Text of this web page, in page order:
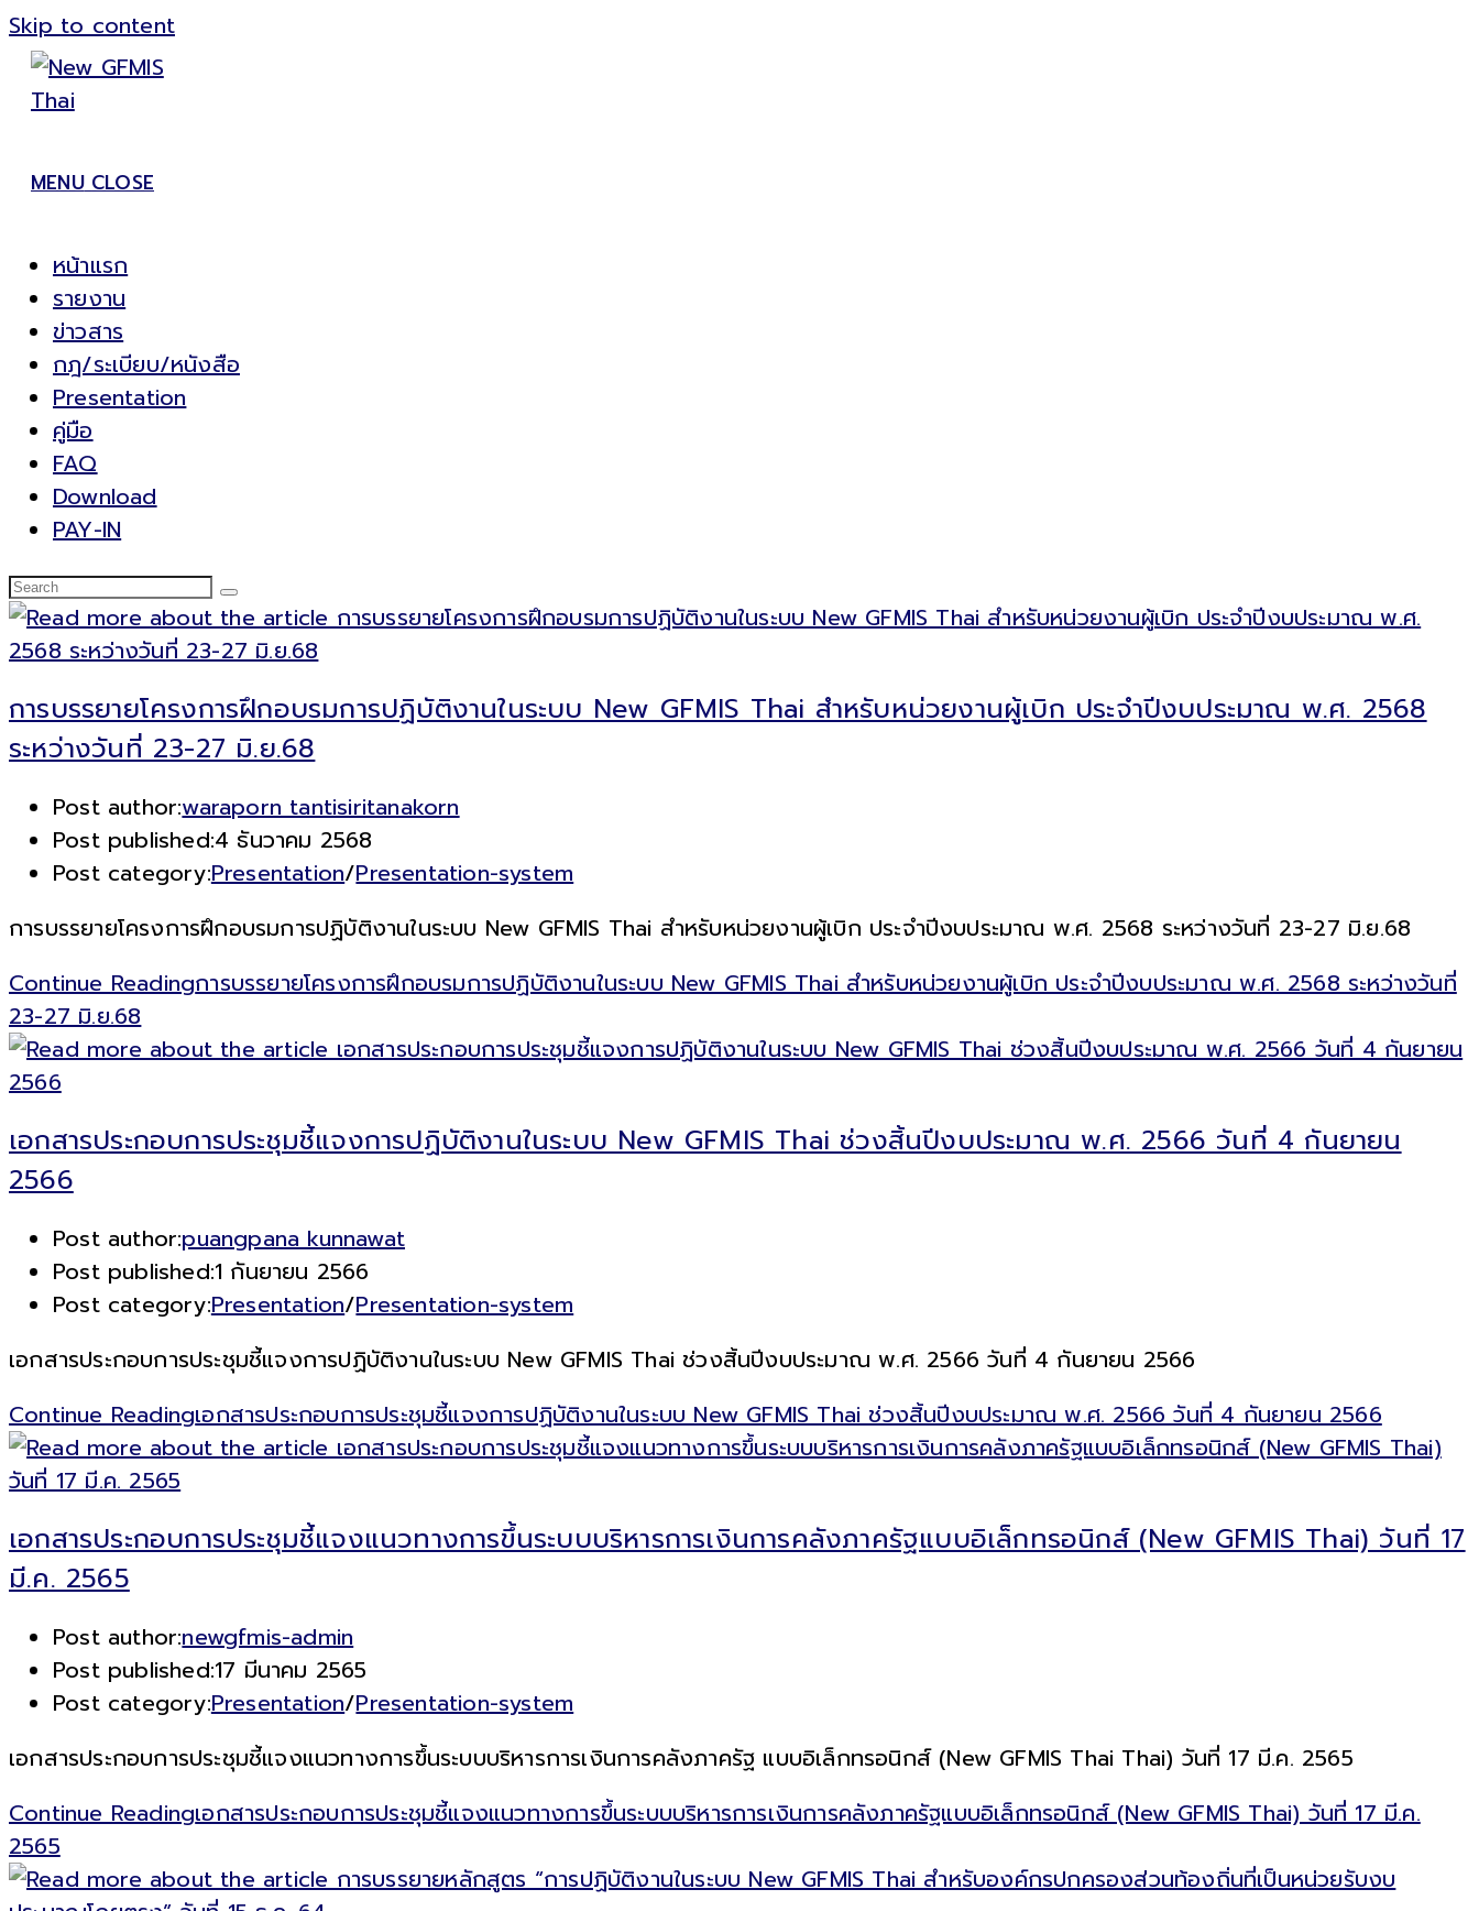
Skip to content
MENU CLOSE
หน้าแรก
รายงาน
ข่าวสาร
กฎ/ระเบียบ/หนังสือ
Presentation
คู่มือ
FAQ
Download
PAY-IN
การบรรยายโครงการฝึกอบรมการปฏิบัติงานในระบบ New GFMIS Thai สำหรับหน่วยงานผู้เบิก ประจำปีงบประมาณ พ.ศ. 2568
ระหว่างวันที่ 23-27 มิ.ย.68
Post author:waraporn tantisiritanakorn
Post published:4 ธันวาคม 2568
Post category:Presentation/Presentation-system
การบรรยายโครงการฝึกอบรมการปฏิบัติงานในระบบ New GFMIS Thai สำหรับหน่วยงานผู้เบิก ประจำปีงบประมาณ พ.ศ. 2568 ระหว่างวันที่ 23-27 มิ.ย.68
Continue Readingการบรรยายโครงการฝึกอบรมการปฏิบัติงานในระบบ New GFMIS Thai สำหรับหน่วยงานผู้เบิก ประจำปีงบประมาณ พ.ศ. 2568 ระหว่างวันที่
23-27 มิ.ย.68
เอกสารประกอบการประชุมชี้แจงการปฏิบัติงานในระบบ New GFMIS Thai ช่วงสิ้นปีงบประมาณ พ.ศ. 2566 วันที่ 4 กันยายน
2566
Post author:puangpana kunnawat
Post published:1 กันยายน 2566
Post category:Presentation/Presentation-system
เอกสารประกอบการประชุมชี้แจงการปฏิบัติงานในระบบ New GFMIS Thai ช่วงสิ้นปีงบประมาณ พ.ศ. 2566 วันที่ 4 กันยายน 2566
Continue Readingเอกสารประกอบการประชุมชี้แจงการปฏิบัติงานในระบบ New GFMIS Thai ช่วงสิ้นปีงบประมาณ พ.ศ. 2566 วันที่ 4 กันยายน 2566
เอกสารประกอบการประชุมชี้แจงแนวทางการขึ้นระบบบริหารการเงินการคลังภาครัฐแบบอิเล็กทรอนิกส์ (New GFMIS Thai) วันที่ 17
มี.ค. 2565
Post author:newgfmis-admin
Post published:17 มีนาคม 2565
Post category:Presentation/Presentation-system
เอกสารประกอบการประชุมชี้แจงแนวทางการขึ้นระบบบริหารการเงินการคลังภาครัฐ แบบอิเล็กทรอนิกส์ (New GFMIS Thai Thai) วันที่ 17 มี.ค. 2565
Continue Readingเอกสารประกอบการประชุมชี้แจงแนวทางการขึ้นระบบบริหารการเงินการคลังภาครัฐแบบอิเล็กทรอนิกส์ (New GFMIS Thai) วันที่ 17 มี.ค.
2565